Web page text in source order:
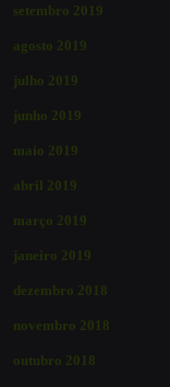
setembro 2019
agosto 2019
julho 2019
junho 2019
maio 2019
abril 2019
março 2019
janeiro 2019
dezembro 2018
novembro 2018
outubro 2018